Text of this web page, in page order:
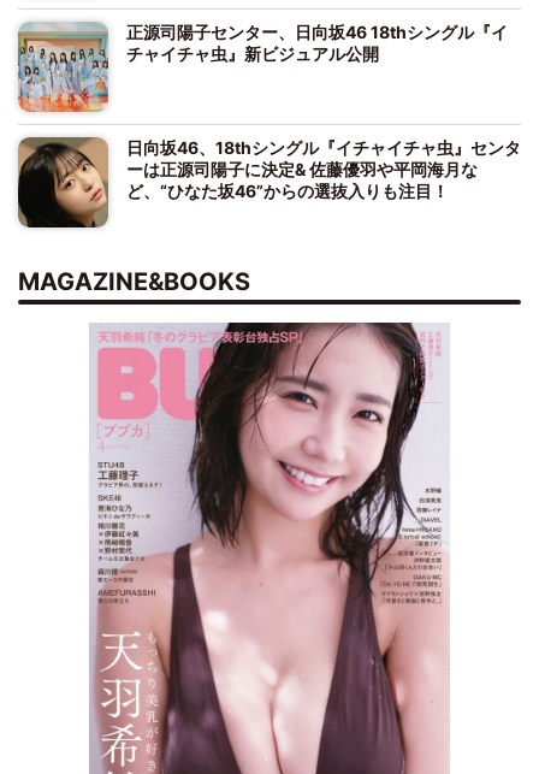
正源司陽子センター、日向坂46 18thシングル『イ
チャイチャ虫』新ビジュアル公開
日向坂46、18thシングル『イチャイチャ虫』センタ
ーは正源司陽子に決定& 佐藤優羽や平岡海月な
ど、“ひなた坂46”からの選抜入りも注目！
MAGAZINE&BOOKS